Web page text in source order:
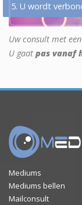
5. U wordt
Uw consult met
U gaat pas vanaf
Mediums
Mediums bellen
Mailconsult